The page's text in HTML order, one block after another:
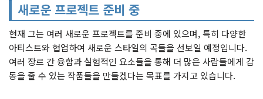
새로운 프로젝트 준비 중
현재 그는 여러 새로운 프로젝트를 준비 중에 있으며, 특히 다양한
아티스트와 협업하여 새로운 스타일의 곡들을 선보일 예정입니다.
여러 장르 간 융합과 실험적인 요소들을 통해 더 많은 사람들에게 감
동을 줄 수 있는 작품들을 만들겠다는 목표를 가지고 있습니다.